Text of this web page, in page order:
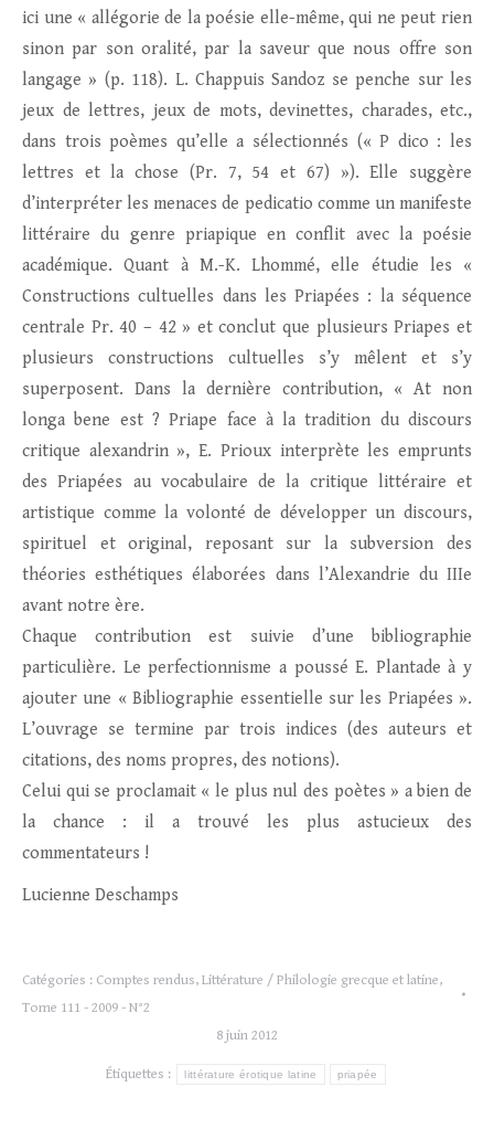
ici une « allégorie de la poésie elle-même, qui ne peut rien
sinon par son oralité, par la saveur que nous offre son
langage » (p. 118). L. Chappuis Sandoz se penche sur les
jeux de lettres, jeux de mots, devinettes, charades, etc.,
dans trois poèmes qu’elle a sélectionnés (« P dico : les
lettres et la chose (Pr. 7, 54 et 67) »). Elle suggère
d’interpréter les menaces de pedicatio comme un manifeste
littéraire du genre priapique en conflit avec la poésie
académique. Quant à M.-K. Lhommé, elle étudie les «
Constructions cultuelles dans les Priapées : la séquence
centrale Pr. 40 – 42 » et conclut que plusieurs Priapes et
plusieurs constructions cultuelles s’y mêlent et s’y
superposent. Dans la dernière contribution, « At non
longa bene est ? Priape face à la tradition du discours
critique alexandrin », E. Prioux interprète les emprunts
des Priapées au vocabulaire de la critique littéraire et
artistique comme la volonté de développer un discours,
spirituel et original, reposant sur la subversion des
théories esthétiques élaborées dans l’Alexandrie du IIIe
avant notre ère.
Chaque contribution est suivie d’une bibliographie
particulière. Le perfectionnisme a poussé E. Plantade à y
ajouter une « Bibliographie essentielle sur les Priapées ».
L’ouvrage se termine par trois indices (des auteurs et
citations, des noms propres, des notions).
Celui qui se proclamait « le plus nul des poètes » a bien de
la chance : il a trouvé les plus astucieux des
commentateurs !
Lucienne Deschamps
Catégories : Comptes rendus, Littérature / Philologie grecque et latine,
Tome 111 - 2009 - N°2
8 juin 2012
Étiquettes : littérature érotique latine priapée